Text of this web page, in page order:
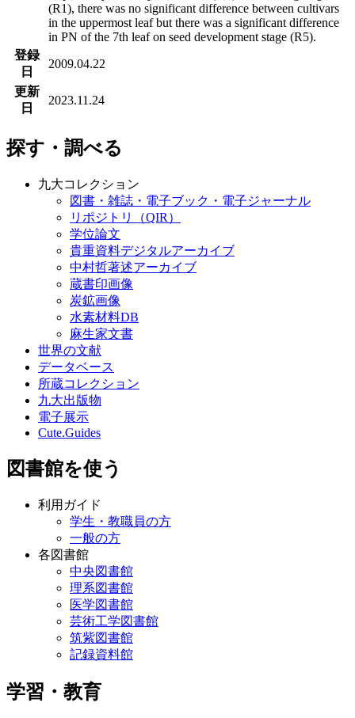
(R1), there was no significant difference between cultivars
in the uppermost leaf but there was a significant difference
in PN of the 7th leaf on seed development stage (R5).
登録
日
2009.04.22
更新
日
2023.11.24
探す・調べる
九大コレクション
図書・雑誌・電子ブック・電子ジャーナル
リポジトリ（QIR）
学位論文
貴重資料デジタルアーカイブ
中村哲著述アーカイブ
蔵書印画像
炭鉱画像
水素材料DB
麻生家文書
世界の文献
データベース
所蔵コレクション
九大出版物
電子展示
Cute.Guides
図書館を使う
利用ガイド
学生・教職員の方
一般の方
各図書館
中央図書館
理系図書館
医学図書館
芸術工学図書館
筑紫図書館
記録資料館
学習・教育